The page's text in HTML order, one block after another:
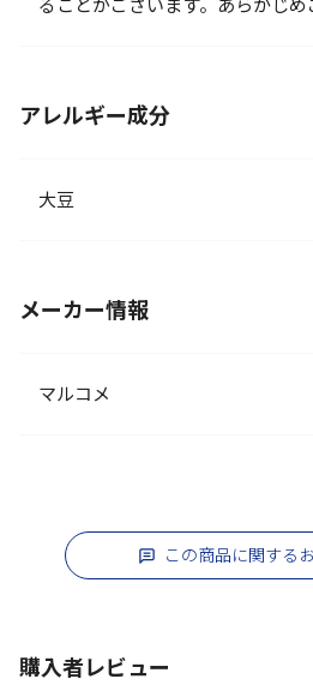
ることがございます。あらかじめ
アレルギー成分
大豆
メーカー情報
マルコメ
この商品に関する
購入者レビュー